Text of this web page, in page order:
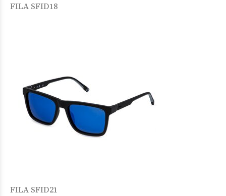
FILA SFID18
FILA SFID21